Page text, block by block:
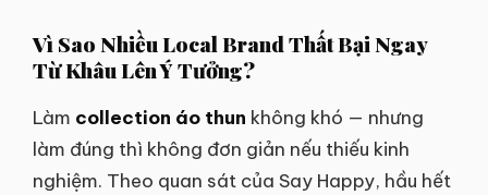
Vì Sao Nhiều Local Brand Thất Bại Ngay
Từ Khâu Lên Ý Tưởng?
Làm collection áo thun không khó — nhưng
làm đúng thì không đơn giản nếu thiếu kinh
nghiệm. Theo quan sát của Say Happy, hầu hết